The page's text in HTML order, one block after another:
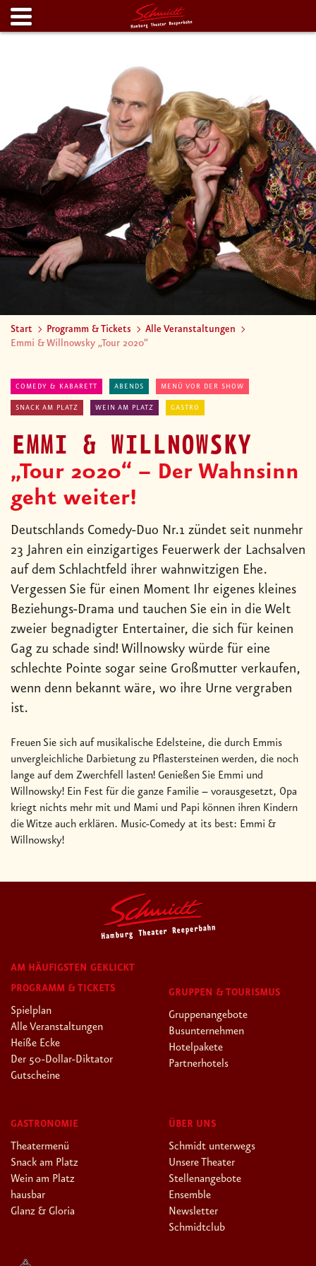
Start Programm & Tickets
Alle Veranstaltungen
Emmi & Willnowsky „Tour 2020“
COMEDY & KABARETT ABENDS MENÜ VOR DER SHOW
SNACK AM PLATZ WEIN AM PLATZ GASTRO
EMMI & WILLNOWSKY
„Tour 2020“ – Der Wahnsinn
geht weiter!
Deutschlands Comedy-Duo Nr.1 zündet seit nunmehr
23 Jahren ein einzigartiges Feuerwerk der Lachsalven
auf dem Schlachtfeld ihrer wahnwitzigen Ehe.
Vergessen Sie für einen Moment Ihr eigenes kleines
Beziehungs-Drama und tauchen Sie ein in die Welt
zweier begnadigter Entertainer, die sich für keinen
Gag zu schade sind! Willnowsky würde für eine
schlechte Pointe sogar seine Großmutter verkaufen,
wenn denn bekannt wäre, wo ihre Urne vergraben
ist.
Freuen Sie sich auf musikalische Edelsteine, die durch Emmis
unvergleichliche Darbietung zu Pflastersteinen werden, die noch
lange auf dem Zwerchfell lasten! Genießen Sie Emmi und
Willnowsky! Ein Fest für die ganze Familie – vorausgesetzt, Opa
kriegt nichts mehr mit und Mami und Papi können ihren Kindern
die Witze auch erklären. Music-Comedy at its best: Emmi &
Willnowsky!
AM HÄUFIGSTEN GEKLICKT
PROGRAMM & TICKETS
Spielplan
Alle Veranstaltungen
Heiße Ecke
Der 50-Dollar-Diktator
Gutscheine
GRUPPEN & TOURISMUS
Gruppenangebote
Busunternehmen
Hotelpakete
Partnerhotels
GASTRONOMIE
Theatermenü
Snack am Platz
Wein am Platz
hausbar
Glanz & Gloria
ÜBER UNS
Schmidt unterwegs
Unsere Theater
Stellenangebote
Ensemble
Newsletter
Schmidtclub